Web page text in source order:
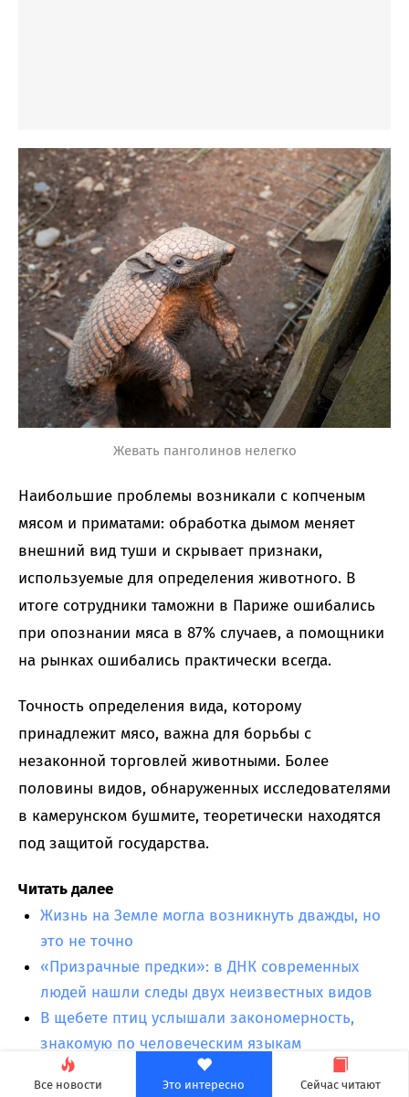
Все новости Это интересно Сейчас читают
Жевать панголинов нелегко
Наибольшие проблемы возникали с копченым
мясом и приматами: обработка дымом меняет
внешний вид туши и скрывает признаки,
используемые для определения животного. В
итоге сотрудники таможни в Париже ошибались
при опознании мяса в 87% случаев, а помощники
на рынках ошибались практически всегда.
Точность определения вида, которому
принадлежит мясо, важна для борьбы с
незаконной торговлей животными. Более
половины видов, обнаруженных исследователями
в камерунском бушмите, теоретически находятся
под защитой государства.
Читать далее
Жизнь на Земле могла возникнуть дважды, но
это не точно
«Призрачные предки»: в ДНК современных
людей нашли следы двух неизвестных видов
В щебете птиц услышали закономерность,
знакомую по человеческим языкам
Бразильские кабанчики оказались